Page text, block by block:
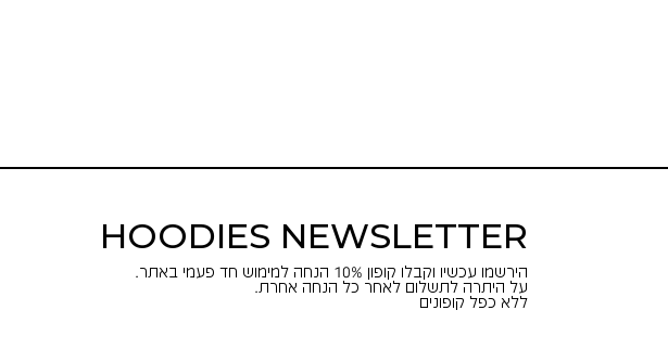
HOODIES NEWSLETTER
הירשמו עכשיו וקבלו קופון 10% הנחה למימוש חד פעמי באתר.
על היתרה לתשלום לאחר כל הנחה אחרת.
ללא כפל קופונים